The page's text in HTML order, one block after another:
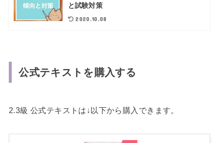
と試験対策
2020.10.08
公式テキストを購入する
2.3級 公式テキストは↓以下から購入できます。